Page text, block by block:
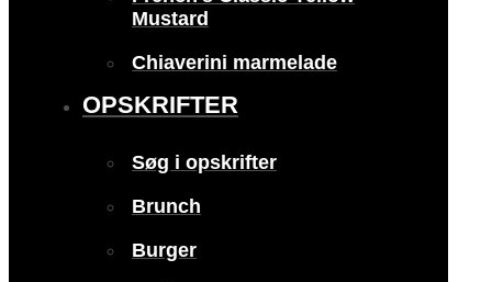
Mustard
Chiaverini marmelade
OPSKRIFTER
Søg i opskrifter
Brunch
Burger